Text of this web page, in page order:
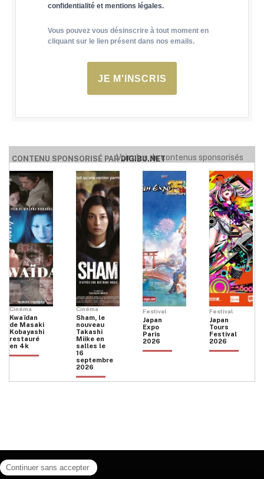
confidentialité et mentions légales.
Vous pouvez vous désinscrire à tout moment en
cliquant sur le lien présent dans nos emails.
JE M'INSCRIS
CONTENU SPONSORISÉ PARDIGIBU.NET
Voir plus de contenus sponsorisés
Cinéma
Kwaïdan
de Masaki
Kobayashi
restauré
en 4k
Cinéma
Sham, le
nouveau
Takashi
Miike en
salles le
16
septembre
2026
Festival
Japan
Expo
Paris
2026
Festival
Japan
Tours
Festival
2026